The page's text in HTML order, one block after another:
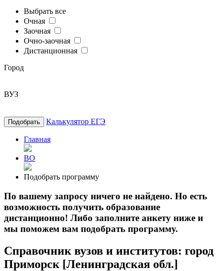
Выбрать все
Очная
Заочная
Очно-заочная
Дистанционная
Город
ВУЗ
Подобрать Калькулятор ЕГЭ
Главная
ВО
Подобрать программу
По вашему запросу ничего не найдено. Но есть
возможность получить образование
дистанционно! Либо заполните анкету ниже и
мы поможем вам подобрать программу.
Справочник вузов и институтов: город
Приморск [Ленинградская обл.]